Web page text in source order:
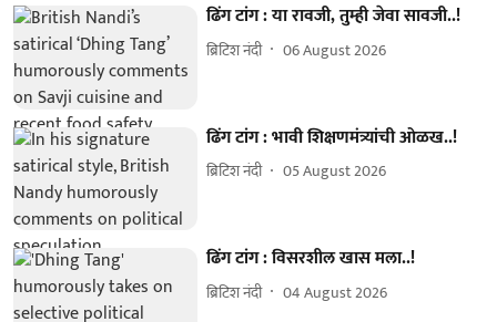
ढिंग टांग : या रावजी, तुम्ही जेवा सावजी..!
ब्रिटिश नंदी 06 August 2026
ढिंग टांग : भावी शिक्षणमंत्र्यांची ओळख..!
ब्रिटिश नंदी 05 August 2026
ढिंग टांग : विसरशील खास मला..!
ब्रिटिश नंदी 04 August 2026